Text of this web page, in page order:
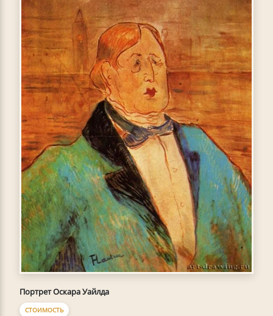
Портрет Оскара Уайлда
СТОИМОСТЬ